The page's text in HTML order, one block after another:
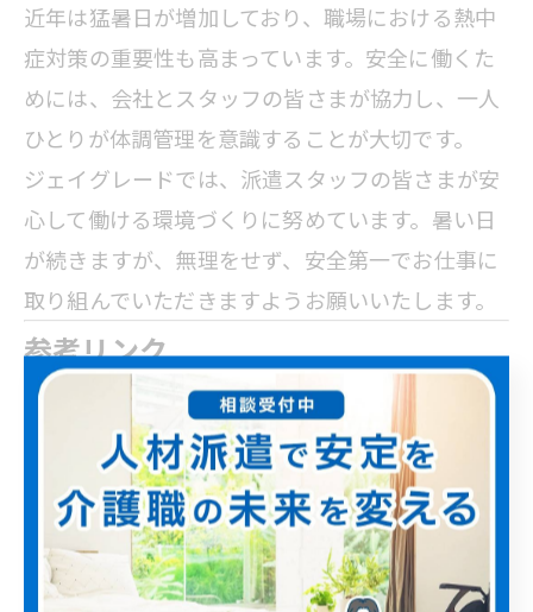
近年は猛暑日が増加しており、職場における熱中
症対策の重要性も高まっています。安全に働くた
めには、会社とスタッフの皆さまが協力し、一人
ひとりが体調管理を意識することが大切です。
ジェイグレードでは、派遣スタッフの皆さまが安
心して働ける環境づくりに努めています。暑い日
が続きますが、無理をせず、安全第一でお仕事に
取り組んでいただきますようお願いいたします。
参考リンク
・厚生労働省「職場における熱中症予防情
https://neccyusho.mhlw.go.jp/
・厚生労働省「働く人の今すぐ使える熱中症
ガイド」